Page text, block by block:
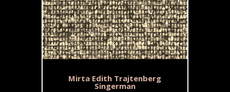
Mirta Edith Trajtenberg
Singerman